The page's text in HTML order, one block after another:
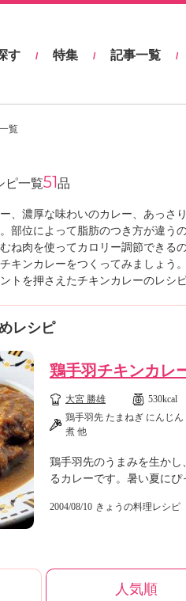
す / 特集 / 記事一覧 /
覧
ピ一覧51品
、濃厚な味わいのカレー、あっさ
部位によって脂肪のつき方が違う
ね肉を使ってカロリー調節できる
キンカレーをつくってみましょう
トを押さえたチキンカレーのレシ
レシピ
鶏手羽チキンカレ
大宮 勝雄 530kcal
鶏手羽先 たまねぎ にんじ
煮 他
鶏手羽先のうまみを生か
るカレーです。暑い夏にぴ
2004/08/10 きょうの料理レシピ
人気順